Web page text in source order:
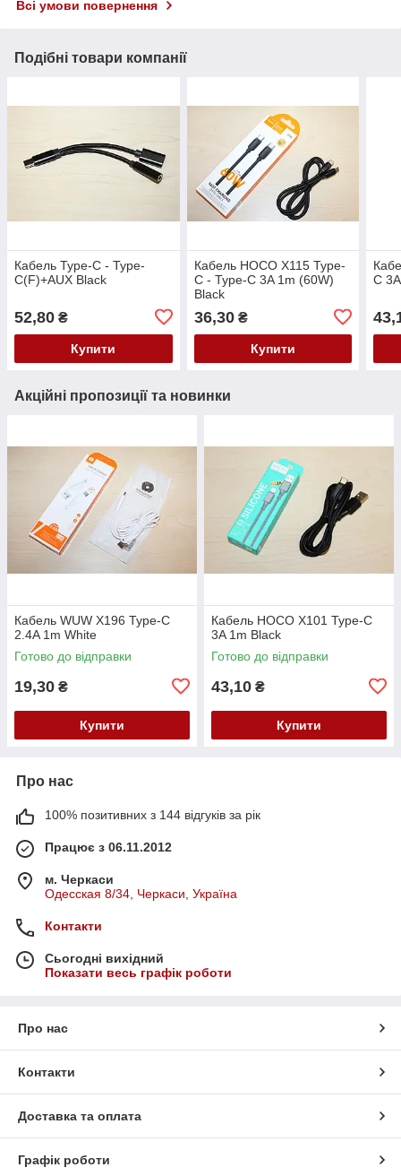
Всі умови повернення
Подібні товари компанії
Кабель Type-C - Type-
C(F)+AUX Black
52,80 ₴
Купити
Кабель HOCO X115 Type-
C - Type-C 3A 1m (60W)
Black
36,30₴
Купити
C
Акційні пропозиції та новинки
Кабель WUW X196 Type-C
2.4A 1m White
Готово до відправки
19,30 ₴
Купити
Кабель HOCO X101 Type-C
3A 1m Black
Готово до відправки
43,10 ₴
Купити
Про нас
100% позитивних з 144 відгуків за рік
Працює з 06.11.2012
м. Черкаси
Одесская 8/34, Черкаси, Україна
Контакти
Сьогодні вихідний
Показати весь графік роботи
Про нас
Контакти
Доставка та оплата
Графік роботи